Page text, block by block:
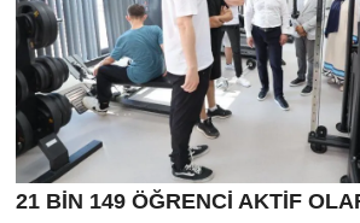
21 BİN 149 ÖĞRENCİ AKTİF